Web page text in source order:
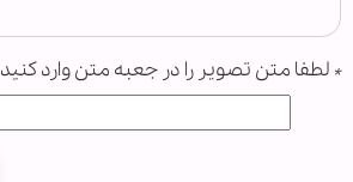
* لطفا متن تصویر را در جعبه متن وارد کنید